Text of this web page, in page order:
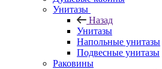
Унитазы
Назад
Унитазы
Напольные унитазы
Подвесные унитазы
Раковины